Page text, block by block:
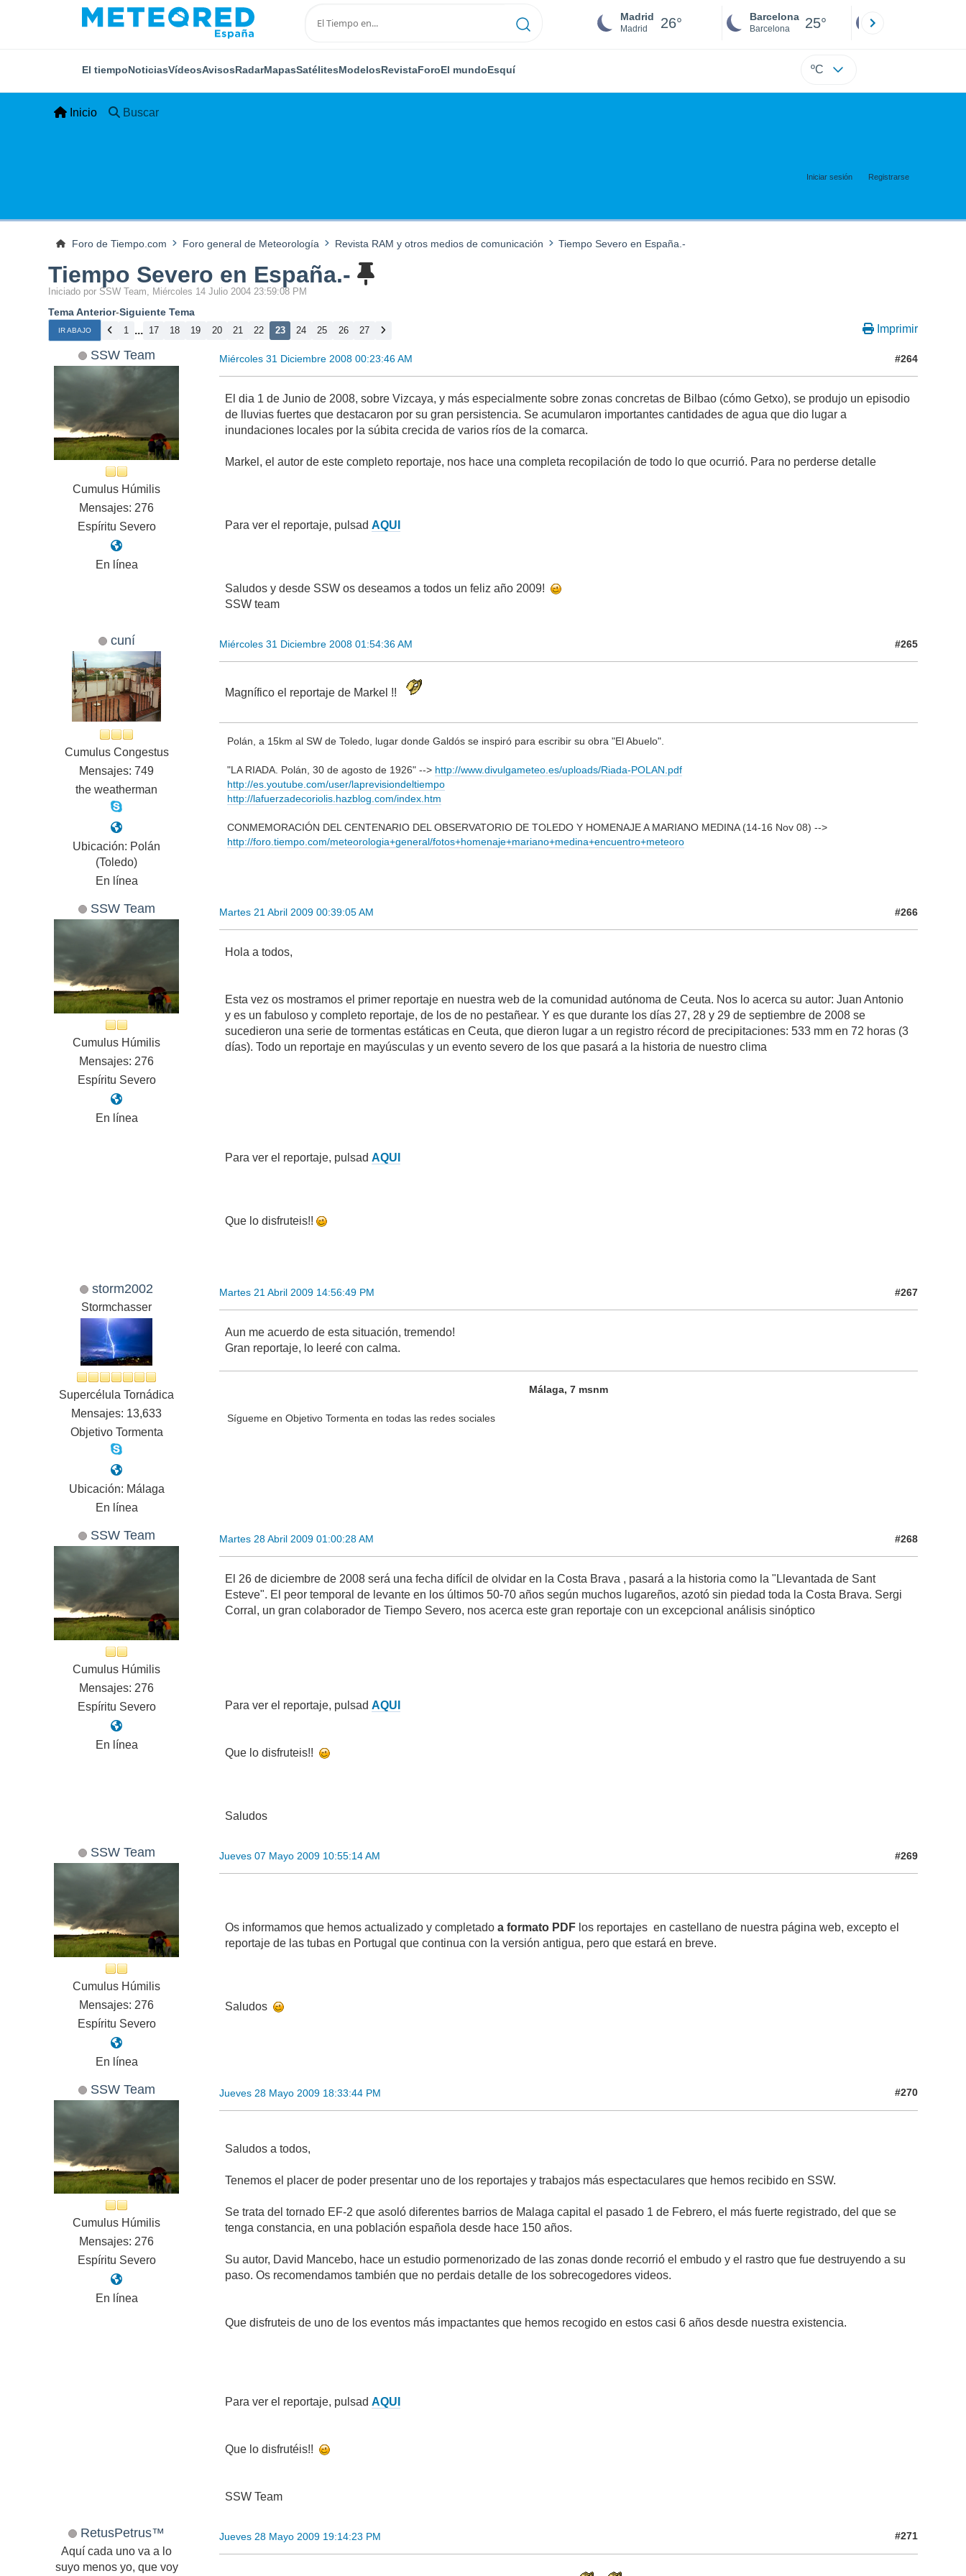
Madrid
Madrid 26° Barcelona
Barcelona 25°
El tiempoNoticiasVídeosAvisosRadarMapasSatélitesModelosRevistaForoEl mundoEsquí ºC
Inicio Buscar
Iniciar sesión Registrarse
Foro de Tiempo.com Foro general de Meteorología Revista RAM y otros medios de comunicación Tiempo Severo en España.-
Tiempo Severo en España.-
Iniciado por SSW Team, Miércoles 14 Julio 2004 23:59:08 PM
Tema Anterior-Siguiente Tema
IR ABAJO 1 ... 17 18 19 20 21 22 23 24 25 26 27 Imprimir
SSW Team
Cumulus Húmilis
Mensajes: 276
Espíritu Severo
En línea
Miércoles 31 Diciembre 2008 00:23:46 AM #264
El dia 1 de Junio de 2008, sobre Vizcaya, y más especialmente sobre zonas concretas de Bilbao (cómo Getxo), se produjo un episodio
de lluvias fuertes que destacaron por su gran persistencia. Se acumularon importantes cantidades de agua que dio lugar a
inundaciones locales por la súbita crecida de varios ríos de la comarca.
Markel, el autor de este completo reportaje, nos hace una completa recopilación de todo lo que ocurrió. Para no perderse detalle
Para ver el reportaje, pulsadAQUI
Saludos y desde SSW os deseamos a todos un feliz año 2009!
SSW team
cuní
Cumulus Congestus
Mensajes: 749
the weatherman
Ubicación: Polán
(Toledo)
En línea
Miércoles 31 Diciembre 2008 01:54:36 AM #265
Magnífico el reportaje de Markel !!
Polán, a 15km al SW de Toledo, lugar donde Galdós se inspiró para escribir su obra "El Abuelo".
"LA RIADA. Polán, 30 de agosto de 1926" --> http://www.divulgameteo.es/uploads/Riada-POLAN.pdf
http://es.youtube.com/user/laprevisiondeltiempo
http://lafuerzadecoriolis.hazblog.com/index.htm
CONMEMORACIÓN DEL CENTENARIO DEL OBSERVATORIO DE TOLEDO Y HOMENAJE A MARIANO MEDINA (14-16 Nov 08) -->
http://foro.tiempo.com/meteorologia+general/fotos+homenaje+mariano+medina+encuentro+meteoro
SSW Team
Cumulus Húmilis
Mensajes: 276
Espíritu Severo
En línea
Martes 21 Abril 2009 00:39:05 AM #266
Hola a todos,
Esta vez os mostramos el primer reportaje en nuestra web de la comunidad autónoma de Ceuta. Nos lo acerca su autor: Juan Antonio
y es un fabuloso y completo reportaje, de los de no pestañear. Y es que durante los días 27, 28 y 29 de septiembre de 2008 se
sucedieron una serie de tormentas estáticas en Ceuta, que dieron lugar a un registro récord de precipitaciones: 533 mm en 72 horas (3
días). Todo un reportaje en mayúsculas y un evento severo de los que pasará a la historia de nuestro clima
Para ver el reportaje, pulsadAQUI
Que lo disfruteis!!
storm2002
Stormchasser
Supercélula Tornádica
Mensajes: 13,633
Objetivo Tormenta
Ubicación: Málaga
En línea
Martes 21 Abril 2009 14:56:49 PM #267
Aun me acuerdo de esta situación, tremendo!
Gran reportaje, lo leeré con calma.
Málaga, 7 msnm
Sígueme en Objetivo Tormenta en todas las redes sociales
SSW Team
Cumulus Húmilis
Mensajes: 276
Espíritu Severo
En línea
Martes 28 Abril 2009 01:00:28 AM #268
El 26 de diciembre de 2008 será una fecha difícil de olvidar en la Costa Brava , pasará a la historia como la "Llevantada de Sant
Esteve". El peor temporal de levante en los últimos 50-70 años según muchos lugareños, azotó sin piedad toda la Costa Brava. Sergi
Corral, un gran colaborador de Tiempo Severo, nos acerca este gran reportaje con un excepcional análisis sinóptico
Para ver el reportaje, pulsadAQUI
Que lo disfruteis!!
Saludos
SSW Team
Cumulus Húmilis
Mensajes: 276
Espíritu Severo
En línea
Jueves 07 Mayo 2009 10:55:14 AM #269
Os informamos que hemos actualizado y completadoa formato PDF los reportajes en castellano de nuestra página web, excepto el
reportaje de las tubas en Portugal que continua con la versión antigua, pero que estará en breve.
Saludos
SSW Team
Cumulus Húmilis
Mensajes: 276
Espíritu Severo
En línea
Jueves 28 Mayo 2009 18:33:44 PM #270
Saludos a todos,
Tenemos el placer de poder presentar uno de los reportajes y trabajos más espectaculares que hemos recibido en SSW.
Se trata del tornado EF-2 que asoló diferentes barrios de Malaga capital el pasado 1 de Febrero, el más fuerte registrado, del que se
tenga constancia, en una población española desde hace 150 años.
Su autor, David Mancebo, hace un estudio pormenorizado de las zonas donde recorrió el embudo y el rastro que fue destruyendo a su
paso. Os recomendamos también que no perdais detalle de los sobrecogedores videos.
Que disfruteis de uno de los eventos más impactantes que hemos recogido en estos casi 6 años desde nuestra existencia.
Para ver el reportaje, pulsadAQUI
Que lo disfrutéis!!
SSW Team
RetusPetrus™
Aquí cada uno va a lo
suyo menos yo, que voy
Jueves 28 Mayo 2009 19:14:23 PM #271